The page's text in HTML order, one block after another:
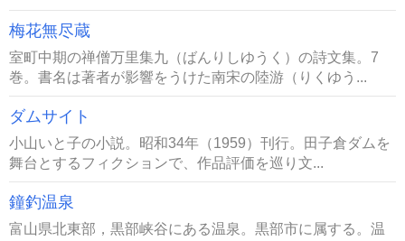
梅花無尽蔵
室町中期の禅僧万里集九（ばんりしゆうく）の詩文集。7
巻。書名は著者が影響をうけた南宋の陸游（りくゆう...
ダムサイト
小山いと子の小説。昭和34年（1959）刊行。田子倉ダムを
舞台とするフィクションで、作品評価を巡り文...
鐘釣温泉
富山県北東部，黒部峡谷にある温泉。黒部市に属する。温